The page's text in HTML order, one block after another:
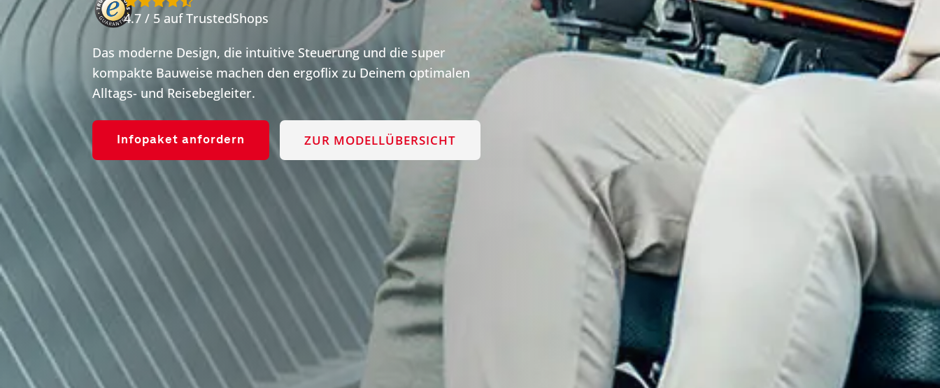
4.7 / 5 auf TrustedShops
Das moderne Design, die intuitive Steuerung und die super
kompakte Bauweise machen den ergoflix zu Deinem optimalen
Alltags- und Reisebegleiter.
Infopaket anfordern ZUR MODELLÜBERSICHT